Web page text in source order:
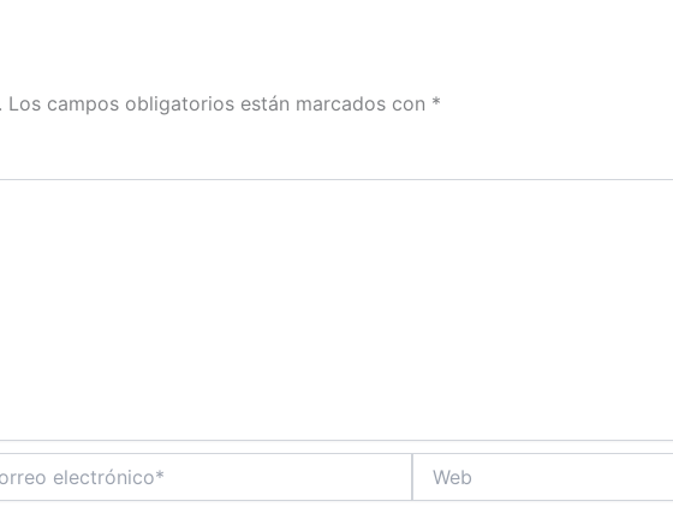
Los campos obligatorios están marcados con *